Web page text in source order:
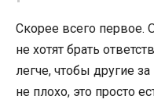
Скорее всего
не хотят брать
легче, чтобы другие
не плохо, это просто